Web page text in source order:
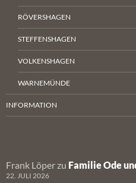
RÖVERSHAGEN
STEFFENSHAGEN
VOLKENSHAGEN
WARNEMÜNDE
INFORMATION
Frank Löper zu Familie Ode
22. JULI 2026